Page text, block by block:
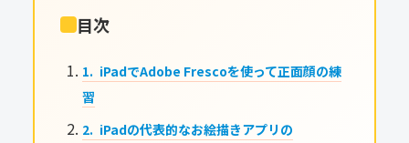
目次
iPadでAdobe Frescoを使って正面顔の練
習
iPadの代表的なお絵描きアプリの